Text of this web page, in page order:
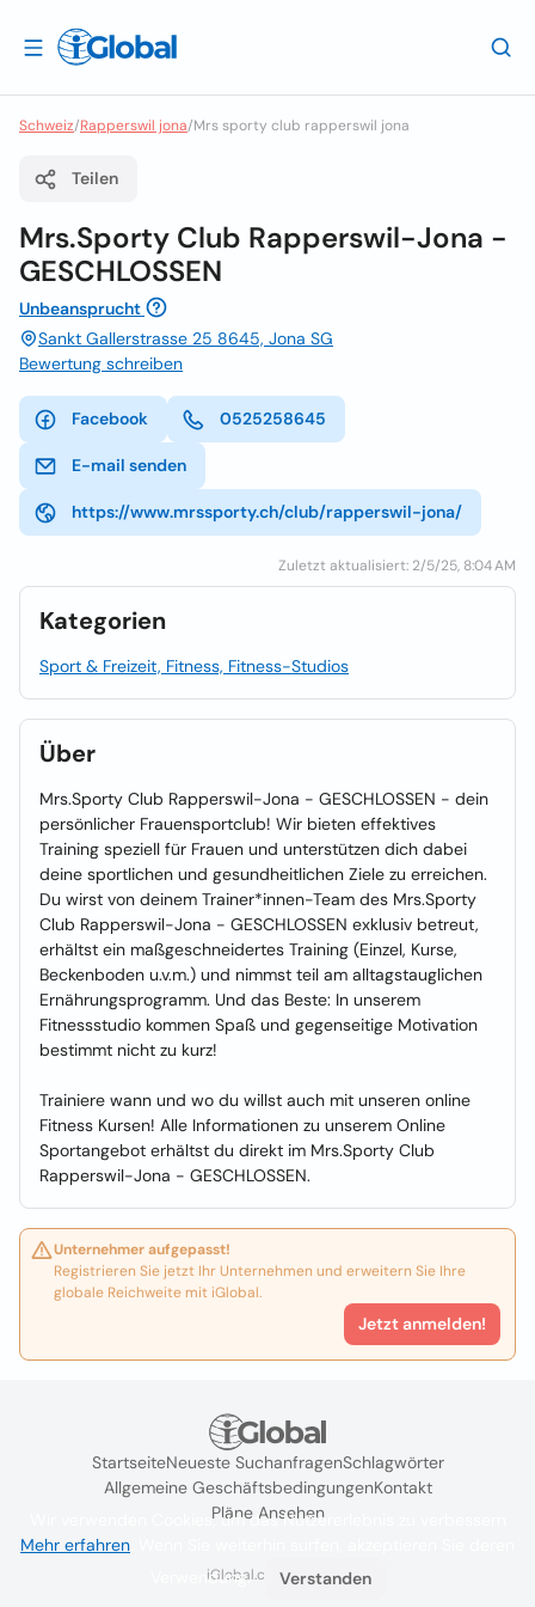
Schweiz/Rapperswil jona/Mrs sporty club rapperswil jona
Teilen
Mrs.Sporty Club Rapperswil-Jona -
GESCHLOSSEN
Unbeansprucht
Sankt Gallerstrasse 25 8645, Jona SG
Bewertung schreiben
Facebook 0525258645
E-mail senden
https://www.mrssporty.ch/club/rapperswil-jona/
Zuletzt aktualisiert: 2/5/25, 8:04 AM
Kategorien
Sport & Freizeit, Fitness, Fitness-Studios
Über
Mrs.Sporty Club Rapperswil-Jona - GESCHLOSSEN - dein
persönlicher Frauensportclub! Wir bieten effektives
Training speziell für Frauen und unterstützen dich dabei
deine sportlichen und gesundheitlichen Ziele zu erreichen.
Du wirst von deinem Trainer*innen-Team des Mrs.Sporty
Club Rapperswil-Jona - GESCHLOSSEN exklusiv betreut,
erhältst ein maßgeschneidertes Training (Einzel, Kurse,
Beckenboden u.v.m.) und nimmst teil am alltagstauglichen
Ernährungsprogramm. Und das Beste: In unserem
Fitnessstudio kommen Spaß und gegenseitige Motivation
bestimmt nicht zu kurz!
Trainiere wann und wo du willst auch mit unseren online
Fitness Kursen! Alle Informationen zu unserem Online
Sportangebot erhältst du direkt im Mrs.Sporty Club
Rapperswil-Jona - GESCHLOSSEN.
Unternehmer aufgepasst!
Registrieren Sie jetzt Ihr Unternehmen und erweitern Sie Ihre
globale Reichweite mit iGlobal.
Jetzt anmelden!
StartseiteNeueste SuchanfragenSchlagwörter
Allgemeine GeschäftsbedingungenKontakt
Pläne Ansehen
iGlobal.co @ 2024
Wir verwenden Cookies, um das Nutzererlebnis zu verbessern
Mehr erfahren
Verwendung.
Verstanden